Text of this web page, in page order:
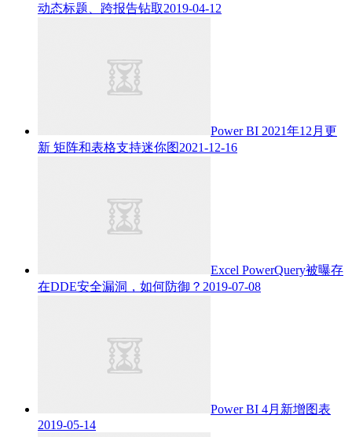
动态标题、跨报告钻取2019-04-12
Power BI 2021年12月更
新 矩阵和表格支持迷你图2021-12-16
Excel PowerQuery被曝存
在DDE安全漏洞，如何防御？ 2019-07-08
Power BI 4月新增图表
2019-05-14